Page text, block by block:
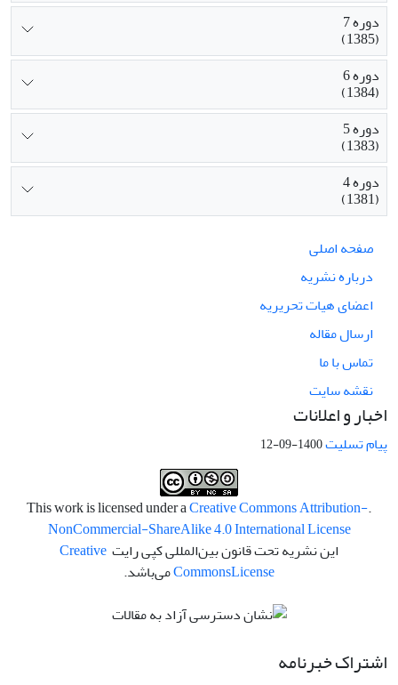
دوره 7
(1385)
دوره 6
(1384)
دوره 5
(1383)
دوره 4
(1381)
صفحه اصلی
درباره نشریه
اعضای هیات تحریریه
ارسال مقاله
تماس با ما
نقشه سایت
اخبار و اعلانات
پیام تسلیت1400-09-12
.This work is licensed under a
Creative Commons Attribution-
NonCommercial-ShareAlike 4.0 International License
این نشریه تحت قانون بین‌المللی کپی رایت Creative
CommonsLicense می‌باشد.
اشتراک خبرنامه